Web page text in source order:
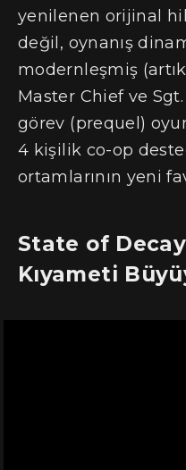
yenilenen orijinal
değil, oynanış
modernleşmiş
Master Chief ve
görev (prequel)
4 kişilik co-op
ortamlarının yeni
State of
Kıyameti